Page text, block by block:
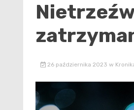
26 października 2023 w